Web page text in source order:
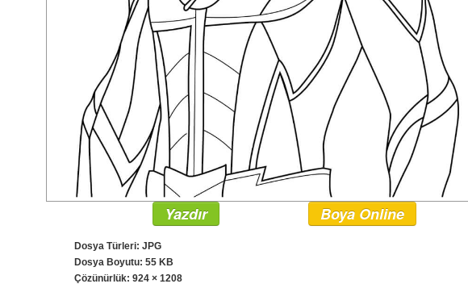
Yazdır Boya Online
Dosya Türleri: JPG
Dosya Boyutu: 55 KB
Çözünürlük: 924 × 1208